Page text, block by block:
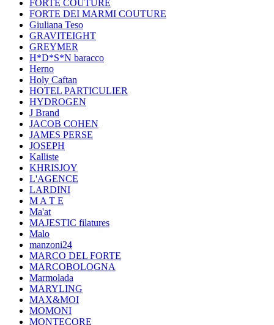
FORTE COUTURE
FORTE DEI MARMI COUTURE
Giuliana Teso
GRAVITEIGHT
GREYMER
H*D*S*N baracco
Herno
Holy Caftan
HOTEL PARTICULIER
HYDROGEN
J Brand
JACOB COHEN
JAMES PERSE
JOSEPH
Kalliste
KHRISJOY
L'AGENCE
LARDINI
M A T E
Ma'at
MAJESTIC filatures
Malo
manzoni24
MARCO DEL FORTE
MARCOBOLOGNA
Marmolada
MARYLING
MAX&MOI
MOMONI
MONTECORE